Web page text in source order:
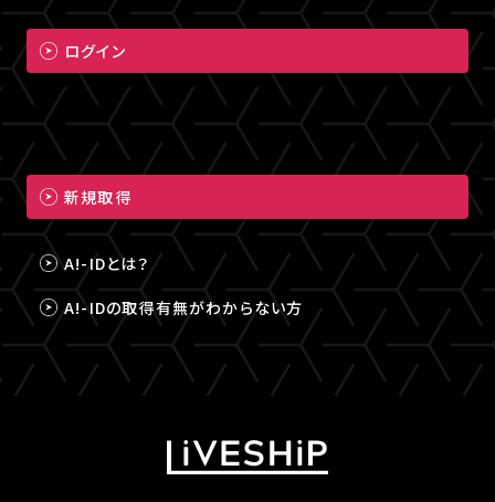
ログイン
新規取得
A!-IDとは？
A!-IDの取得有無がわからない方